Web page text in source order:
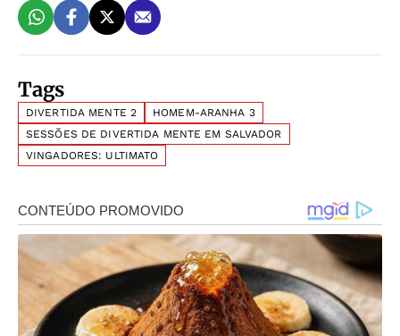
Tags
DIVERTIDA MENTE 2
HOMEM-ARANHA 3
SESSÕES DE DIVERTIDA MENTE EM SALVADOR
VINGADORES: ULTIMATO